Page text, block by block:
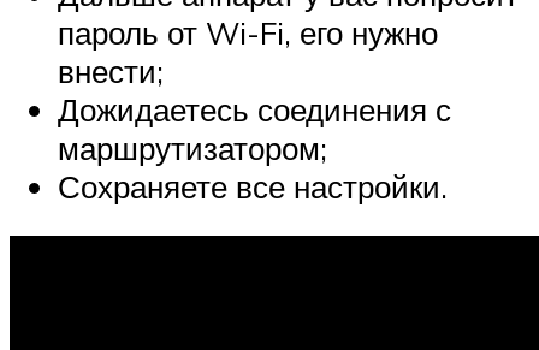
пароль от Wi-Fi, его нужно
внести;
Дожидаетесь соединения с
маршрутизатором;
Сохраняете все настройки.